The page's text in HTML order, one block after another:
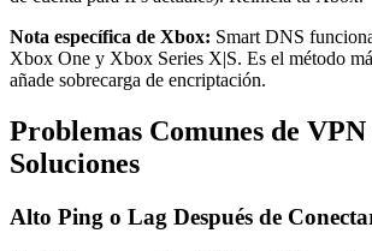
Nota específica de Xbox: Smart DNS
Xbox One y Xbox Series X|S. Es el método
añade sobrecarga de encriptación.
Problemas Comunes de
Soluciones
Alto Ping o Lag Después de